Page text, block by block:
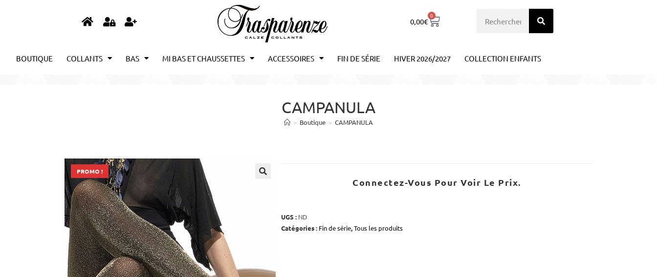
0,00€
0
BOUTIQUE COLLANTS BAS MI BAS ET CHAUSSETTES ACCESSOIRES FIN DE SÉRIE HIVER 2026/2027 COLLECTION ENFANTS
CAMPANULA
> Boutique > CAMPANULA
PROMO !
Connectez-Vous Pour Voir Le Prix.
UGS : ND
Catégories : Fin de série,Tous les produits